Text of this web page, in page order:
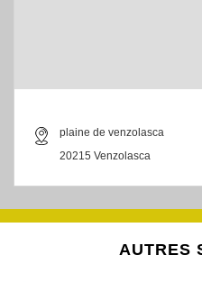
plaine de venzolasca
20215 Venzolasca
AUTRES